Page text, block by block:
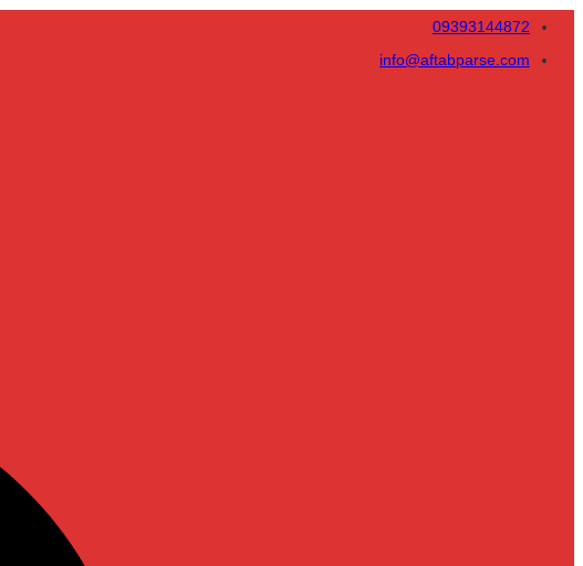
09393144872
info@aftabparse.com